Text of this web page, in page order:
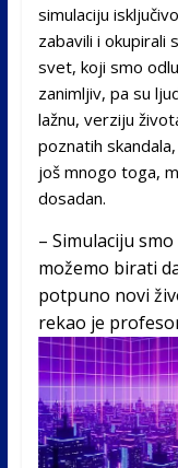
simulaciju
zabavili i okupirali
svet, koji smo
zanimljiv, pa su
lažnu, verziju
poznatih
još mnogo toga,
dosadan.
– Simulaciju
možemo birati
potpuno novi
rekao je